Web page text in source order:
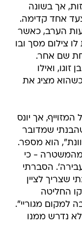
אך בשונה
אחד קדימה.
הערב, כאשר
צילום מסך ובו
שם אחר.
ואילו
מציג את
אך יונס
שמדובר
הוא מספר.
מהמשטרה - כי
הסברתי
שצריך לציין
החליטה
למקום מגוריי".
נדרש ממנו